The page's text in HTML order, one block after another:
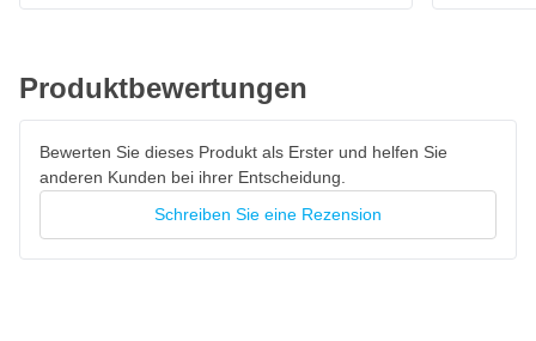
Produktbewertungen
Bewerten Sie dieses Produkt als Erster und helfen Sie
anderen Kunden bei ihrer Entscheidung.
Schreiben Sie eine Rezension